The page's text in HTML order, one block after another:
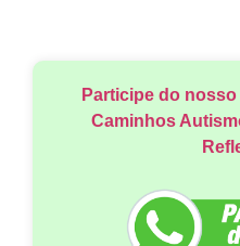
Participe do nosso
Caminhos